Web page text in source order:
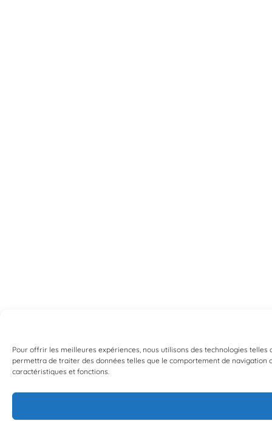
Pour offrir les meilleures expériences, nous utilisons des technologies
permettra de traiter des données telles que le comportement de
caractéristiques et fonctions.